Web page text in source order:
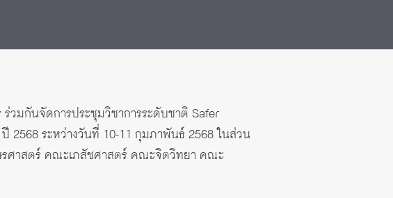
วมกันจัดการประชุมวิชาการระดับชาติ Safer
2568 ระหว่างวันที่ 10-11 กุมภาพันธ์ 2568 ในส่วน
ศาสตร์ คณะเภสัชศาสตร์ คณะจิตวิทยา คณะ